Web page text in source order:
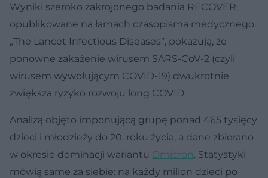
Wyniki szeroko zakrojonego badania RECOVER,
opublikowane na łamach czasopisma medycznego
„The Lancet Infectious Diseases”, pokazują, że
ponowne zakażenie wirusem SARS-CoV-2 (czyli
wirusem wywołującym COVID-19) dwukrotnie
zwiększa ryzyko rozwoju long COVID.
Analizą objęto imponującą grupę ponad 465 tysięcy
dzieci i młodzieży do 20. roku życia, a dane zbierano
w okresie dominacji wariantu Omicron. Statystyki
mówią same za siebie: na każdy milion dzieci po